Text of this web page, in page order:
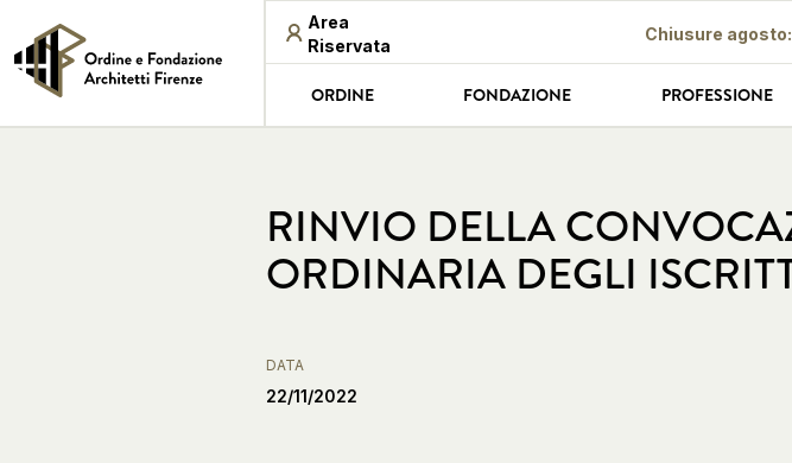
Area
Riservata
Chiusure agosto:
ORDINE FONDAZIONE PROFESSIONE
RINVIO DELLA
ORDINARIA DEGLI
DATA
22/11/2022